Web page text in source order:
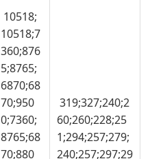
10518;
10518;7
360;876
5;8765;
6870;68
70;950
0;7360;
8765;68
70;880
319;327;240;2
60;260;228;25
1;294;257;279;
240;257;297;29